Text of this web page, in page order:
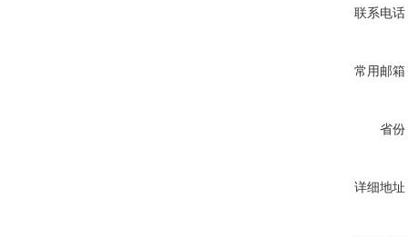
联系电话
常用邮箱
省份
详细地址